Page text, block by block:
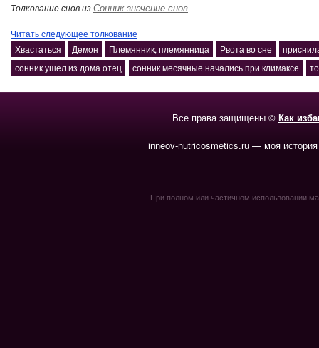
Толкование снов изСонник значение снов
Читать следующее толкование
Хвастаться
Демон Племянник, племянница Рвота во сне
сонник ушел из дома отец
сонник месячные начались при климаксе
Все права защищены © Как
inneov-nutricosmetics.ru — моя
При полном или частичном использовании